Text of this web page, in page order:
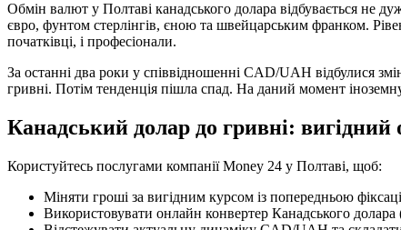
Обмін валют у Полтаві канадського долара відбувається не
євро, фунтом стерлінгів, єною та швейцарським франком.
початківці, і професіонали.
За останні два роки у співвідношенні CAD/UAH відбулися
гривні. Потім тенденція пішла спад. На даний момент
Канадський долар до гривні: вигідний
Користуйтесь послугами компанії Money 24 у Полтаві, щоб:
Міняти гроші за вигідним курсом із попередньою
Використовувати онлайн конвертер Канадського